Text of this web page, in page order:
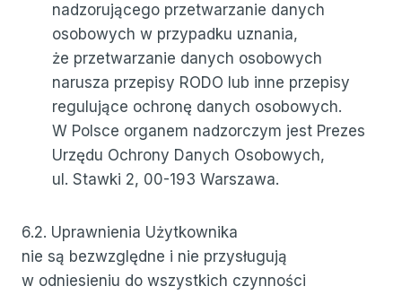
nadzorującego przetwarzanie danych
osobowych w przypadku uznania,
że przetwarzanie danych osobowych
narusza przepisy RODO lub inne przepisy
regulujące ochronę danych osobowych.
W Polsce organem nadzorczym jest Prezes
Urzędu Ochrony Danych Osobowych,
ul. Stawki 2, 00-193 Warszawa.
6.2. Uprawnienia Użytkownika
nie są bezwzględne i nie przysługują
w odniesieniu do wszystkich czynności